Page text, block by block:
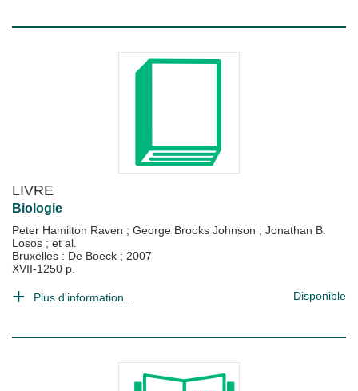
LIVRE
Biologie
Peter Hamilton Raven ; George Brooks Johnson ; Jonathan B.
Losos ; et al.
Bruxelles : De Boeck ; 2007
XVII-1250 p.
Plus d'information... Disponible